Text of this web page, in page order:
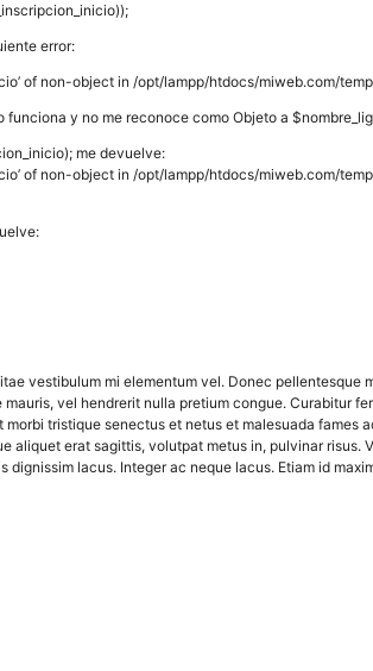
error:
of non-object in /opt/lampp/htdocs/miweb.com/
y no me reconoce como Objeto a
me devuelve:
of non-object in /opt/lampp/htdocs/miweb.com/
vestibulum mi elementum vel. Donec pellentesque
vel hendrerit nulla pretium congue. Curabitur
tristique senectus et netus et malesuada fames
aliquet erat sagittis, volutpat metus in, pulvinar
lacus. Integer ac neque lacus. Etiam id